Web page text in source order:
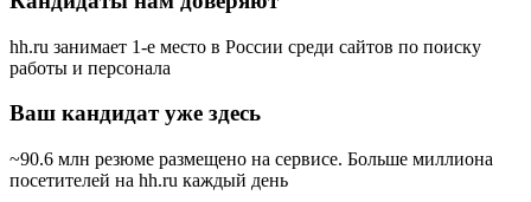
hh.ru занимает 1-е место в России среди сайтов по поиску
работы и персонала
Ваш кандидат уже здесь
~90.6 млн резюме размещено на сервисе. Больше миллиона
посетителей на hh.ru каждый день